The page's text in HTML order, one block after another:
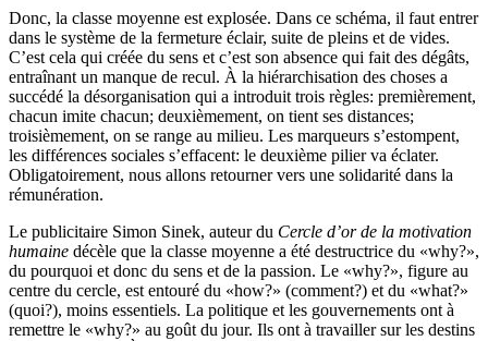
Donc, la classe moyenne est explosée. Dans ce schéma, il faut entrer
dans le système de la fermeture éclair, suite de pleins et de vides.
C’est cela qui créée du sens et c’est son absence qui fait des dégâts,
entraînant un manque de recul. À la hiérarchisation des choses a
succédé la désorganisation qui a introduit trois règles: premièrement,
chacun imite chacun; deuxièmement, on tient ses distances;
troisièmement, on se range au milieu. Les marqueurs s’estompent,
les différences sociales s’effacent: le deuxième pilier va éclater.
Obligatoirement, nous allons retourner vers une solidarité dans la
rémunération.
Le publicitaire Simon Sinek, auteur du Cercle d’or de la motivation
humaine décèle que la classe moyenne a été destructrice du «why?»,
du pourquoi et donc du sens et de la passion. Le «why?», figure au
centre du cercle, est entouré du «how?» (comment?) et du «what?»
(quoi?), moins essentiels. La politique et les gouvernements ont à
remettre le «why?» au goût du jour. Ils ont à travailler sur les destins